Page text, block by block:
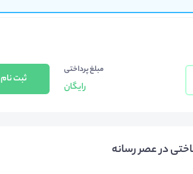
مبلغ پرداختی
رایگان
ثبت نام
در عصر رسانه